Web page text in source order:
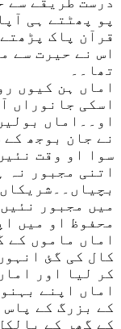
پو پھٹتے ہی
قرآن پاک
اس نے حیرت سے
تھا۔۔
اماں ہن کیوں
اسکی جانوراں
او۔۔اماں
نے جان بوجھ
سوا او وقت
اتنی مجبور نہ
میں مجبور
محفوظ او میں
اماں ماموں کے
کال کی گئ
کر لیا اور
اماں اپنے
کے بزرگ کے
کے گھر کے